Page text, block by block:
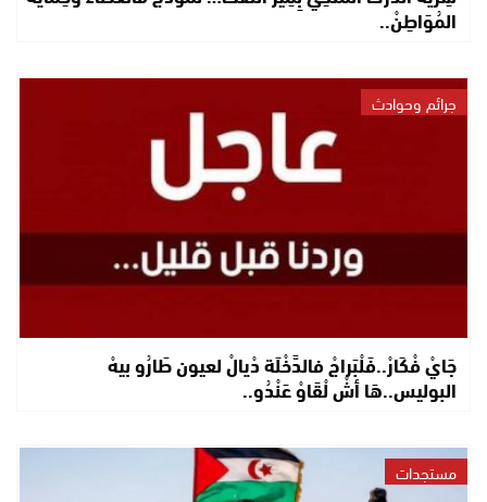
المُوَاطِنْ..
جرائم وحوادث
جَايْ فْكَارْ..فَلْبَراجْ فالدَّخْلَة دْيالْ لعيون طَارُو بيهْ
البوليس..هَا أشْ لْقَاوْ عَنْدُو..
مستجدات